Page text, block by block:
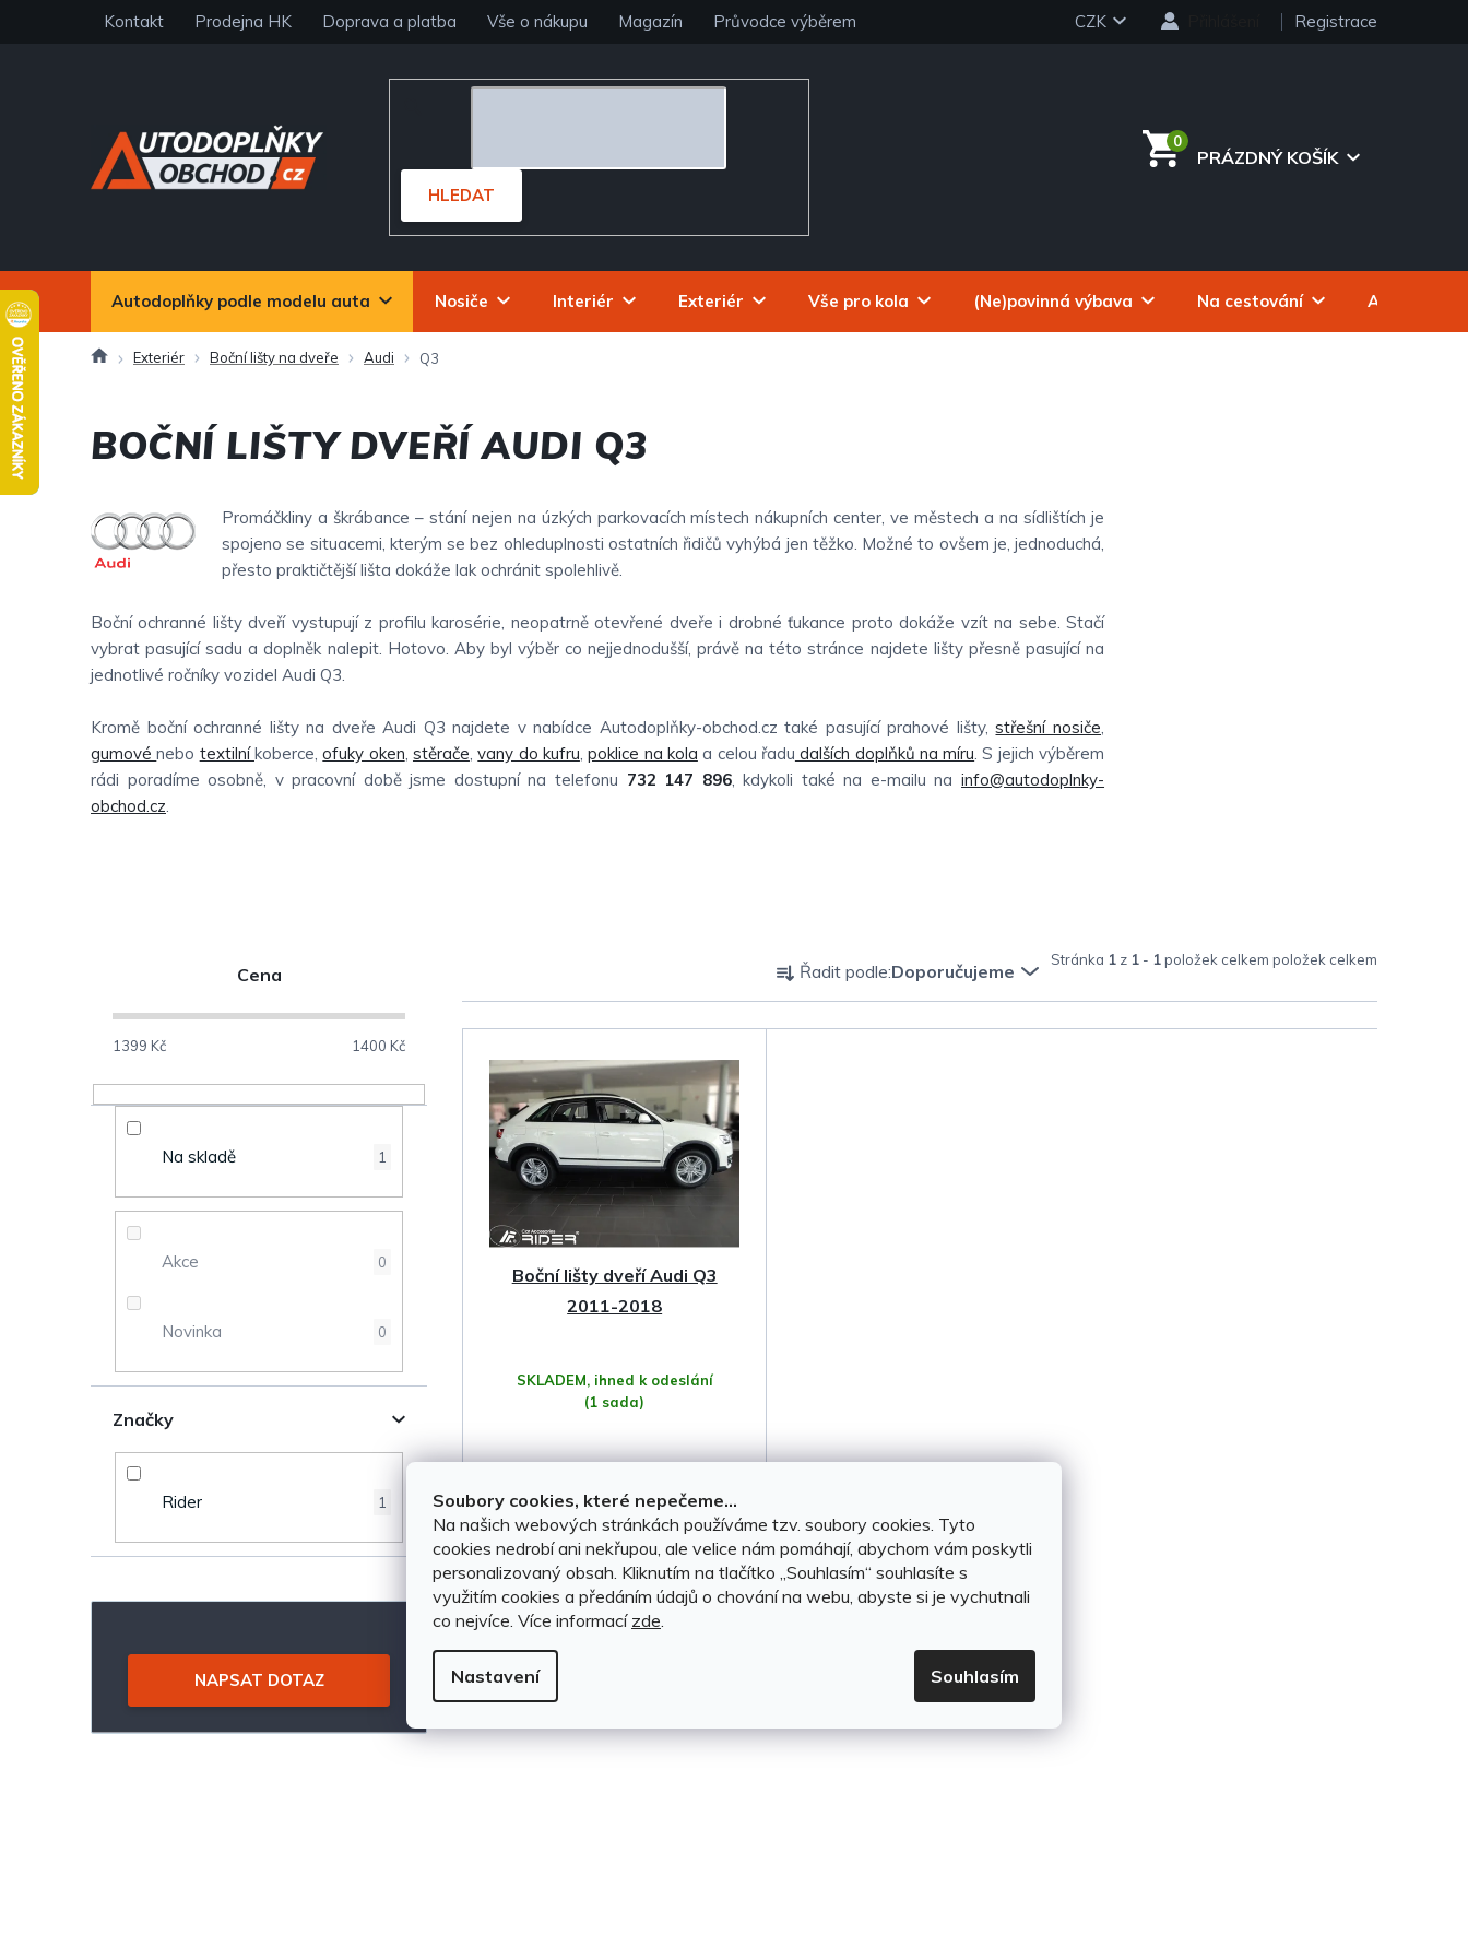
Soubory cookies, které nepečeme...
Na našich webových stránkách používáme tzv. soubory cookies. Tyto
cookies nedrobí ani nekřupou, ale velice nám pomáhají, abychom vám poskytli
personalizovaný obsah. Kliknutím na tlačítko ,,Souhlasím“ souhlasíte s
využitím cookies a předáním údajů o chování na webu, abyste si je vychutnali
co nejvíce. Více informací zde
Nastavení Souhlasím
Kontakt Prodejna HK Doprava a platba Vše o nákupu Magazín Průvodce výběrem CZK Registrace
HLEDAT
PRÁZDNÝ KOŠÍK
Autodoplňky podle modelu auta Nosiče Interiér Exteriér Vše pro kola (Ne)povinná výbava Na cestování
DomůExteriér Boční lišty na dveře Audi Q3
BOČNÍ LIŠTY DVEŘÍ AUDI Q3
Promáčkliny a škrábance – stání nejen na úzkých parkovacích místech nákupních center, ve městech a na sídlištích je
spojeno se situacemi, kterým se bez ohleduplnosti ostatních řidičů vyhýbá jen těžko. Možné to ovšem je, jednoduchá,
přesto praktičtější lišta dokáže lak ochránit spolehlivě.
Boční ochranné lišty dveří vystupují z profilu karosérie, neopatrně otevřené dveře i drobné ťukance proto dokáže vzít na sebe. Stačí
vybrat pasující sadu a doplněk nalepit. Hotovo. Aby byl výběr co nejjednodušší, právě na této stránce najdete lišty přesně pasující na
jednotlivé ročníky vozidel Audi Q3.
Kromě boční ochranné lišty na dveře Audi Q3 najdete v nabídce Autodoplňky-obchod.cz také pasující prahové lišty,střešní nosiče,
gumovénebo textilníkoberce,ofuky oken, stěrače,vany do kufru,poklice na kola a celou řadu dalších doplňků na míru. S jejich výběrem
rádi poradíme osobně, v pracovní době jsme dostupní na telefonu 732 147 896, kdykoli také na e-mailu nainfo@autodoplnky-
obchod.cz.
t
p
l
Cena
1399 Kč 1400 Kč
Na skladě 1
Akce 0
Novinka 0
Značky
Rider 1
NAPSAT DOTAZ
Stránka 1 z 1 - 1položek celkem
Ř
a
u
t
ů
Řadit podle:Doporučujeme
d
u
k
t
ů
Boční lišty dveří Audi Q3
2011-2018
SKLADEM, ihned k odeslání
(1 sada)
DO KOŠÍKU
v
l
á